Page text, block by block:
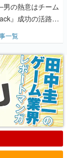
の熱意はチーム
』成功の活路を
【若ゲのいた
一覧